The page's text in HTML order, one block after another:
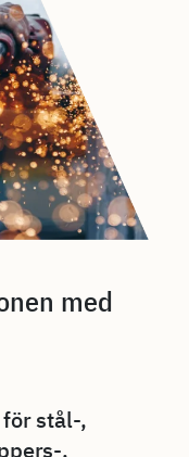
med
stål-,
,